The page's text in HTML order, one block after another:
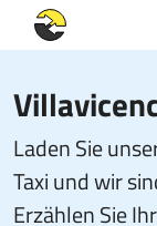
Laden Sie
Taxi und wir
Erzählen Sie